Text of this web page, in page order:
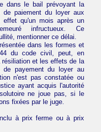
dans le bail prévoyant la
paiement du loyer aux
effet qu'un mois après un
infructueux. Ce
mentionner ce délai.
dans les formes et
du code civil, peut, en
et les effets de la
de payement du loyer au
n'est pas constatée ou
ayant acquis l'autorité
ne joue pas, si le
fixées par le juge.
à prix ferme ou à prix